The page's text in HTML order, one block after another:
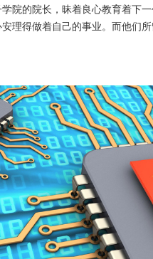
院的院长，昧着良心教育着下
理得做着自己的事业。而他们